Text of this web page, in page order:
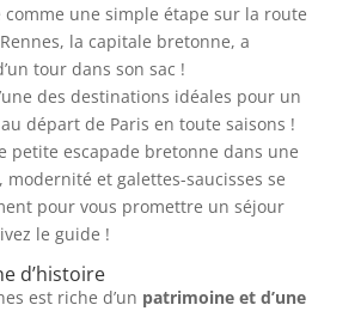
comme une simple étape sur la route
la capitale bretonne, a
tour dans son sac !
des destinations idéales pour un
départ de Paris en toute saisons !
petite escapade bretonne dans une
et galettes-saucisses se
pour vous promettre un séjour
le guide !
d’histoire
est riche d’un patrimoine et d’une